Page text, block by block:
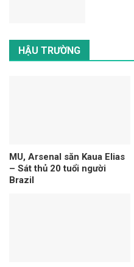
HẬU TRƯỜNG
MU, Arsenal săn Kaua Elias
– Sát thủ 20 tuổi người
Brazil